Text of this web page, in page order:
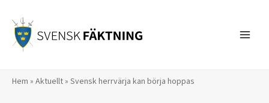
innehåll
Hem » Aktuellt» Svensk herrvärja kan börja hoppas